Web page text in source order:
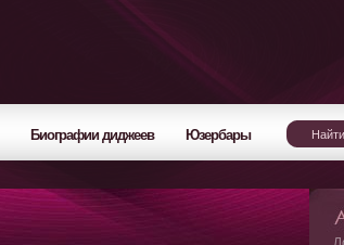
Биографии диджеев Юзербары